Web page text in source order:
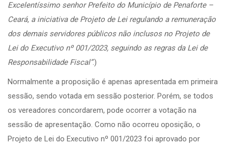
Excelentíssimo senhor Prefeito do Município de Penaforte –
Ceará, a iniciativa de Projeto de Lei regulando a remuneração
dos demais servidores públicos não inclusos no Projeto de
Lei do Executivo nº 001/2023, seguindo as regras da Lei de
Responsabilidade Fiscal”.)
Normalmente a proposição é apenas apresentada em primeira
sessão, sendo votada em sessão posterior. Porém, se todos
os vereadores concordarem, pode ocorrer a votação na
sessão de apresentação. Como não ocorreu oposição, o
Projeto de Lei do Executivo nº 001/2023 foi aprovado por